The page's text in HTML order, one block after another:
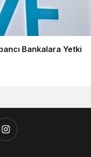
Bankalara Yetki